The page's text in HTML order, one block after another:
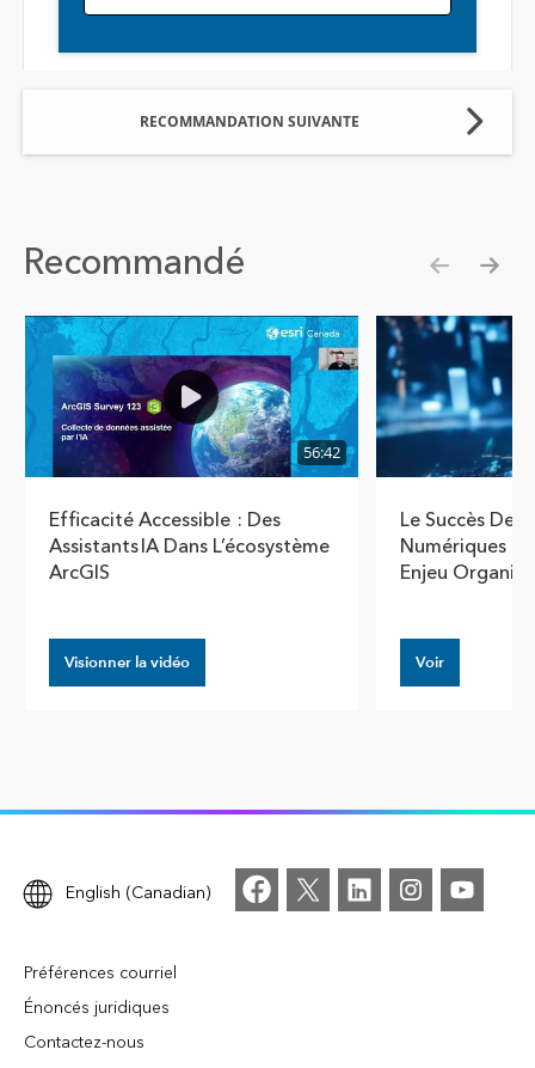
RECOMMANDATION SUIVANTE
Recommandé
56:42
Efficacité Accessible : Des
Assistants IA Dans L’écosystème
ArcGIS
Visionner la vidéo
Le Succès Des
Numériques
Enjeu
Voir
English (Canadian)
Préférences courriel
Énoncés juridiques
Contactez-nous